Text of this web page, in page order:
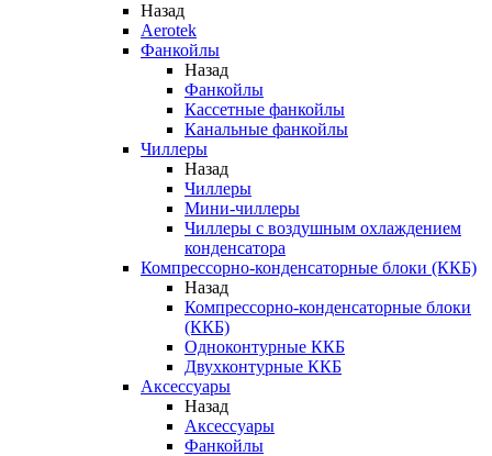
Назад
Aerotek
Фанкойлы
Назад
Фанкойлы
Кассетные фанкойлы
Канальные фанкойлы
Чиллеры
Назад
Чиллеры
Мини-чиллеры
Чиллеры с воздушным охлаждением
конденсатора
Компрессорно-конденсаторные блоки (ККБ)
Назад
Компрессорно-конденсаторные блоки
(ККБ)
Одноконтурные ККБ
Двухконтурные ККБ
Аксессуары
Назад
Аксессуары
Фанкойлы